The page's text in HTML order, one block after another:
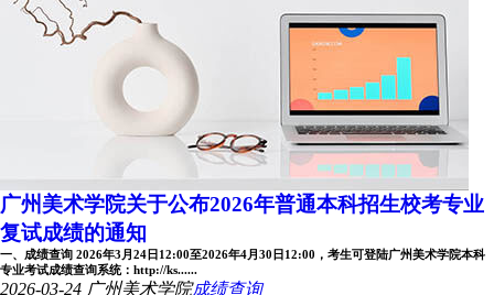
广州美术学院关于公布2026年普通本科招生校考专业
复试成绩的通知
一、成绩查询 2026年3月24日12:00至2026年4月30日12:00，考生可登陆广州美术学院本科
专业考试成绩查询系统：http://ks......
2026-03-24 广州美术学院成绩查询